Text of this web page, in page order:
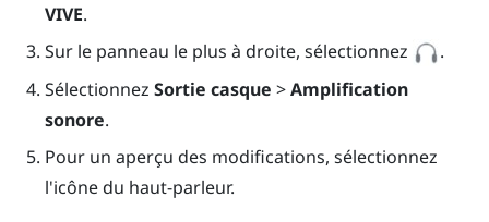
VIVE.
Sur le panneau le plus à droite, sélectionnez
.
Sélectionnez Sortie casque >Amplification
sonore.
Pour un aperçu des modifications, sélectionnez
l'icône du haut-parleur.